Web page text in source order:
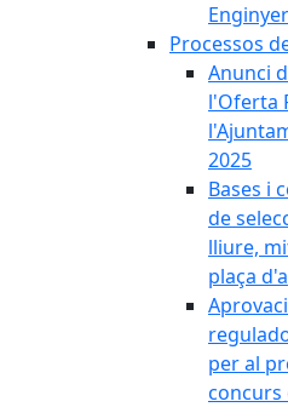
Processos
Anunci
l'Oferta
2025
Bases i
de
lliure,
plaça
per al
concurs